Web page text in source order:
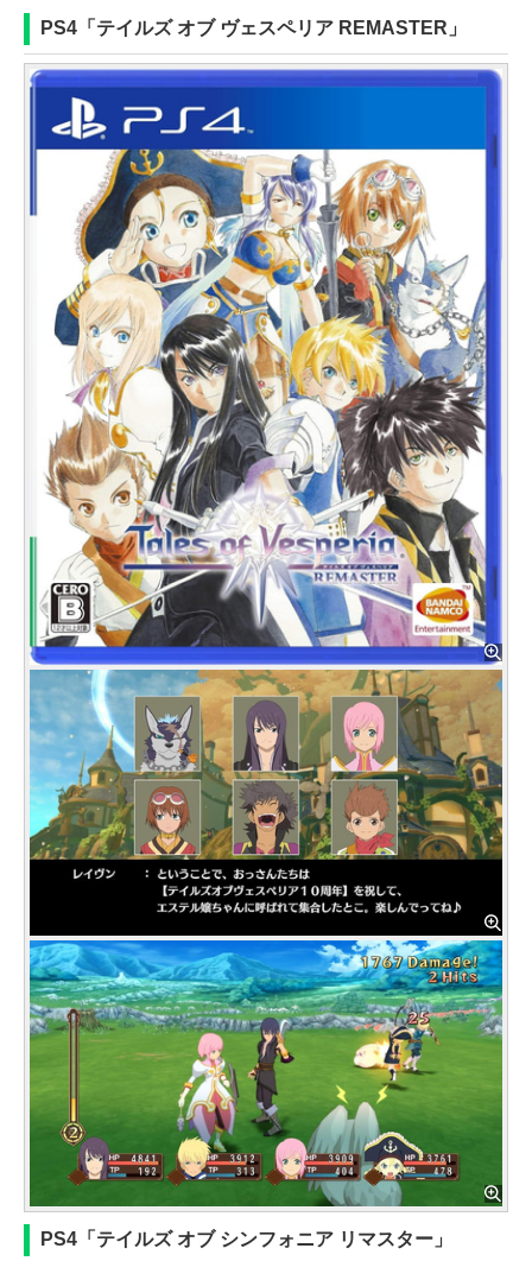
PS4「テイルズ オブ ヴェスペリア REMASTER」
PS4「テイルズ オブ シンフォニア リマスター」